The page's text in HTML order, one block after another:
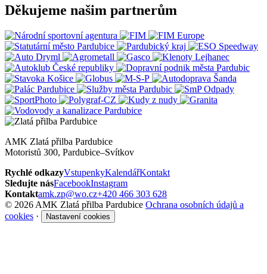
Děkujeme našim partnerům
AMK Zlatá přilba Pardubice
Motoristů 300, Pardubice–Svítkov
Rychlé odkazyVstupenkyKalendářKontakt
Sledujte násFacebookInstagram
Kontaktamk.zp@wo.cz+420 466 303 628
© 2026 AMK Zlatá přilba Pardubice Ochrana osobních údajů a
cookies · Nastavení cookies